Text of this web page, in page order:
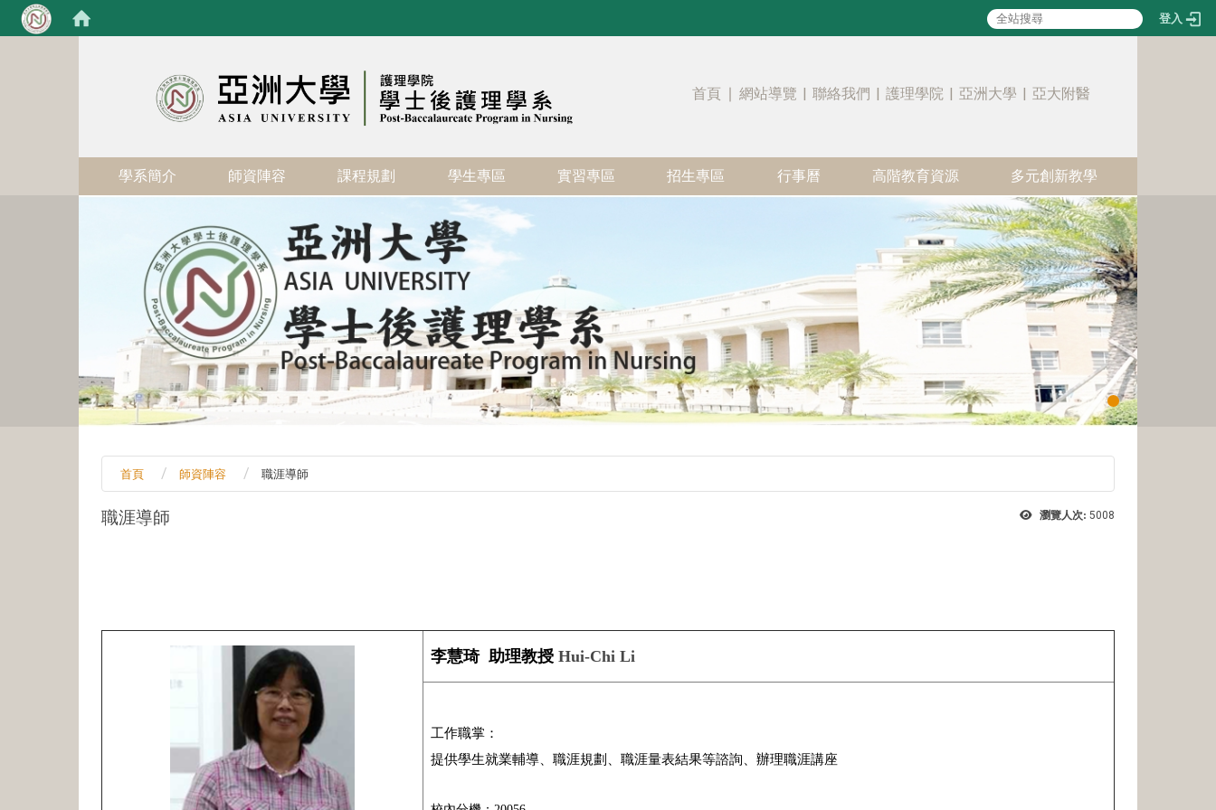
登入
首頁 ∣ 網站導覽 | 聯絡我們 | 護理學院 | 亞洲大學 | 亞大附醫
學系簡介 師資陣容 課程規劃 學生專區 實習專區 招生專區 行事曆 高階教育資源 多元創新教學
首頁 師資陣容 職涯導師
瀏覽人次: 5008
職涯導師
李慧琦 助理教授 Hui-Chi Li
工作職掌：
提供學生就業輔導、職涯規劃、職涯量表結果等諮詢、辦理職涯講座